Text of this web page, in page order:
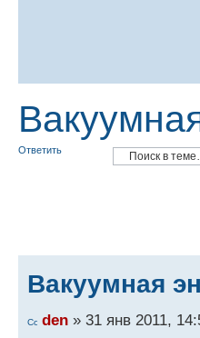
Ответить
Вакуумная
den » 31 янв 2011,